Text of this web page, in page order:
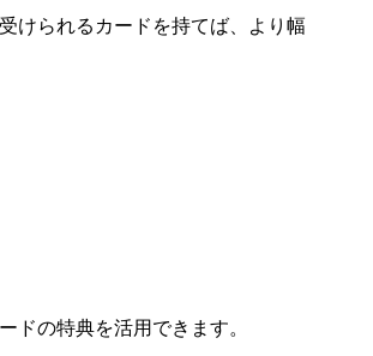
けられるカードを持てば、より幅
ドの特典を活用できます。